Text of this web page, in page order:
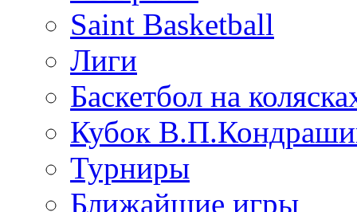
Saint Basketball
Лиги
Баскетбол на
Кубок
Турниры
Ближайшие игры